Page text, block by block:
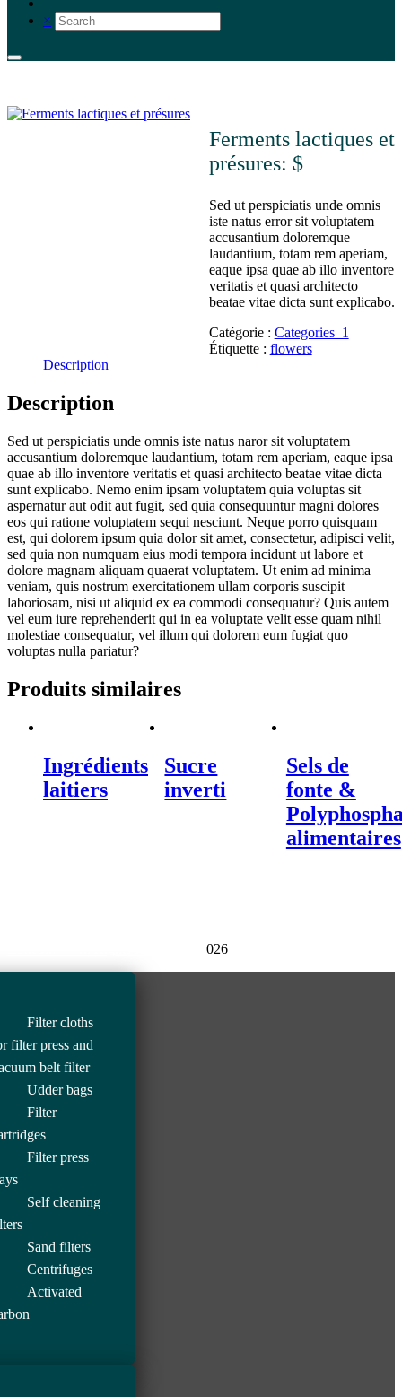
×
Ferments lactiques et
présures: $
Sed ut perspiciatis unde omnis
iste natus error sit voluptatem
accusantium doloremque
laudantium, totam rem aperiam,
eaque ipsa quae ab illo inventore
veritatis et quasi architecto
beatae vitae dicta sunt explicabo.
Catégorie : Categories_1
Étiquette : flowers
Description
Description
Sed ut perspiciatis unde omnis iste natus naror sit voluptatem
accusantium doloremque laudantium, totam rem aperiam, eaque ipsa
quae ab illo inventore veritatis et quasi architecto beatae vitae dicta
sunt explicabo. Nemo enim ipsam voluptatem quia voluptas sit
aspernatur aut odit aut fugit, sed quia consequuntur magni dolores
eos qui ratione voluptatem sequi nesciunt. Neque porro quisquam
est, qui dolorem ipsum quia dolor sit amet, consectetur, adipisci velit,
sed quia non numquam eius modi tempora incidunt ut labore et
dolore magnam aliquam quaerat voluptatem. Ut enim ad minima
veniam, quis nostrum exercitationem ullam corporis suscipit
laboriosam, nisi ut aliquid ex ea commodi consequatur? Quis autem
vel eum iure reprehenderit qui in ea voluptate velit esse quam nihil
molestiae consequatur, vel illum qui dolorem eum fugiat quo
voluptas nulla pariatur?
Produits similaires
Ingrédients
laitiers
Sucre
inverti
Sels de
fonte &
alimentaires
026
Filter cloths
filter press and
belt filter
Udder bags
Filter
Filter press
Self cleaning
Sand filters
Centrifuges
Activated